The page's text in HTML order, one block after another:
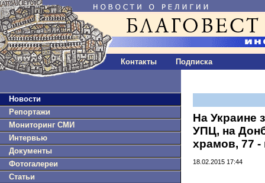
Контакты Подписка
Новости
Репортажи
Мониторинг СМИ
Интервью
Документы
Фотогалереи
Статьи
На Украине
УПЦ, на
храмов, 77
18.02.2015 17:44